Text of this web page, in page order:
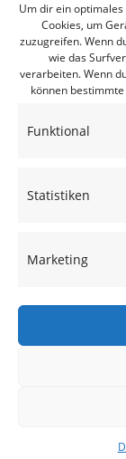
Um dir ein
Cookies, um
zuzugreifen. Wenn
wie das
verarbeiten. Wenn
können
Funktional
Statistiken
Marketing